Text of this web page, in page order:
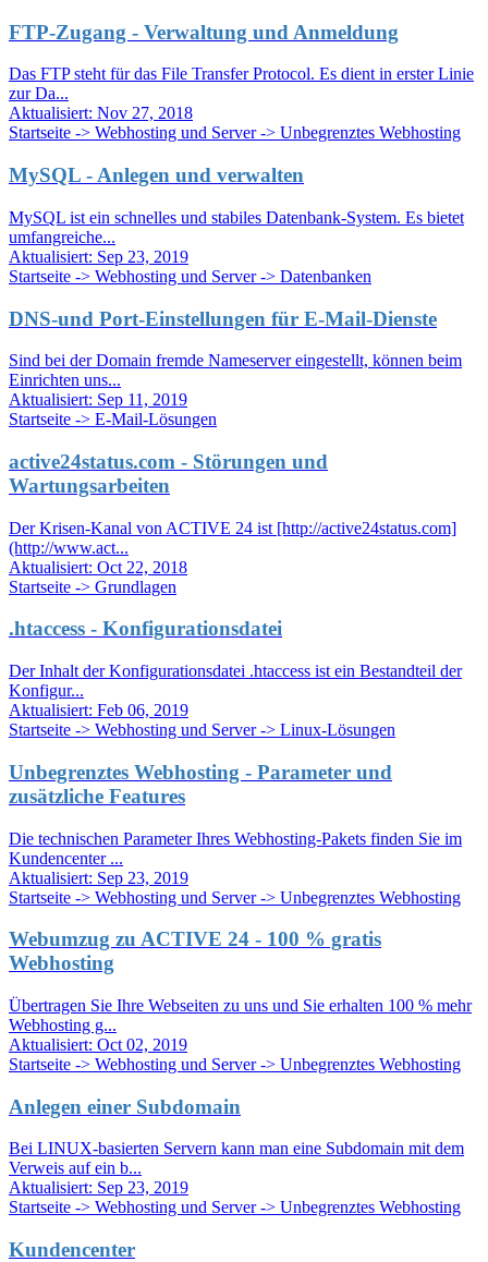
FTP-Zugang - Verwaltung und Anmeldung
Das FTP steht für das File Transfer Protocol. Es dient in erster Linie
zur Da...
Aktualisiert: Nov 27, 2018
Startseite -> Webhosting und Server -> Unbegrenztes Webhosting
MySQL - Anlegen und verwalten
MySQL ist ein schnelles und stabiles Datenbank-System. Es bietet
umfangreiche...
Aktualisiert: Sep 23, 2019
Startseite -> Webhosting und Server -> Datenbanken
DNS-und Port-Einstellungen für E-Mail-Dienste
Sind bei der Domain fremde Nameserver eingestellt, können beim
Einrichten uns...
Aktualisiert: Sep 11, 2019
Startseite -> E-Mail-Lösungen
active24status.com - Störungen und
Wartungsarbeiten
Der Krisen-Kanal von ACTIVE 24 ist [http://active24status.com]
(http://www.act...
Aktualisiert: Oct 22, 2018
Startseite -> Grundlagen
.htaccess - Konfigurationsdatei
Der Inhalt der Konfigurationsdatei .htaccess ist ein Bestandteil der
Konfigur...
Aktualisiert: Feb 06, 2019
Startseite -> Webhosting und Server -> Linux-Lösungen
Unbegrenztes Webhosting - Parameter und
zusätzliche Features
Die technischen Parameter Ihres Webhosting-Pakets finden Sie im
Kundencenter ...
Aktualisiert: Sep 23, 2019
Startseite -> Webhosting und Server -> Unbegrenztes Webhosting
Webumzug zu ACTIVE 24 - 100 % gratis
Webhosting
Übertragen Sie Ihre Webseiten zu uns und Sie erhalten 100 % mehr
Webhosting g...
Aktualisiert: Oct 02, 2019
Startseite -> Webhosting und Server -> Unbegrenztes Webhosting
Anlegen einer Subdomain
Bei LINUX-basierten Servern kann man eine Subdomain mit dem
Verweis auf ein b...
Aktualisiert: Sep 23, 2019
Startseite -> Webhosting und Server -> Unbegrenztes Webhosting
Kundencenter